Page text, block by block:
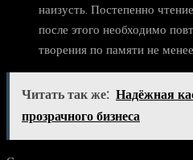
наизусть. Постепенно
после этого необходимо
творения по памяти не
Читать так же: Надёжная
прозрачного бизнеса